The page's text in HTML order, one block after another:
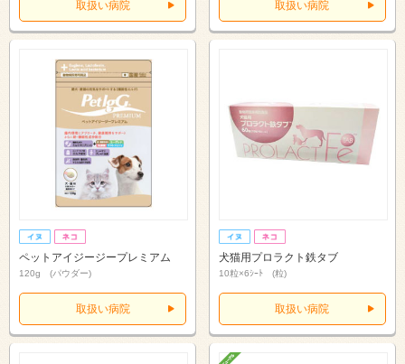
取扱い病院 取扱い病院
ペットアイジージープレミアム
120g (パウダー)
取扱い病院
犬猫用プロラクト鉄タブ
10粒×6ｼｰﾄ (粒)
取扱い病院